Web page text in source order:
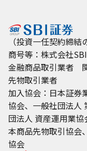
（投資一任契約締結
商号等：株式会社
金融商品取引業者
先物取引業者
加入協会：日本証券
協会、一般社団法人
団法人 資産運用業
本商品先物取引協会
協会